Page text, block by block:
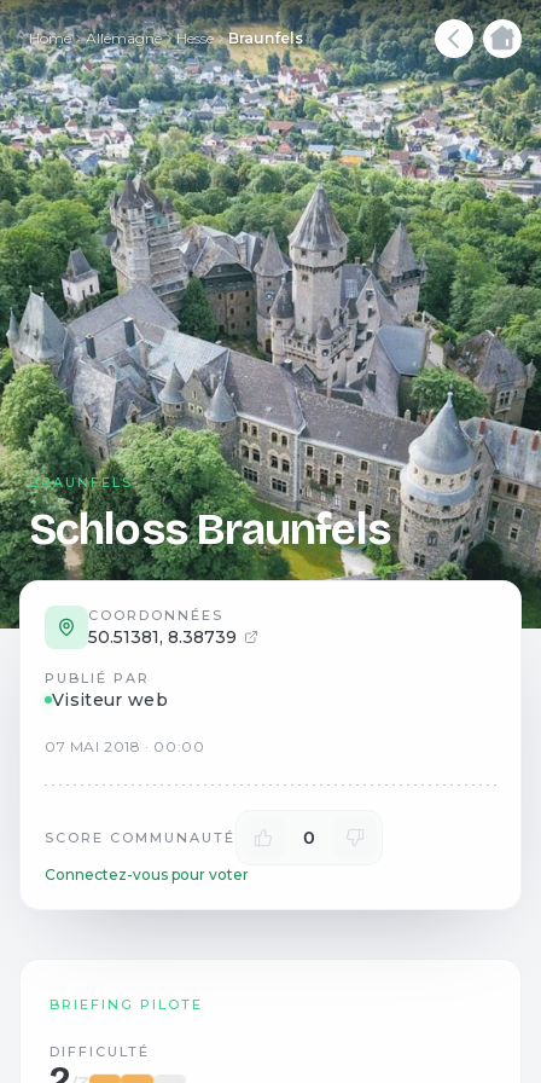
Home Allemagne Hesse Braunfels
BRAUNFELS
Schloss Braunfels
COORDONNÉES
50.51381, 8.38739
PUBLIÉ PAR
Visiteur web
07 MAI 2018 · 00:00
SCORE COMMUNAUTÉ 0
Connectez-vous pour voter
BRIEFING PILOTE
DIFFICULTÉ